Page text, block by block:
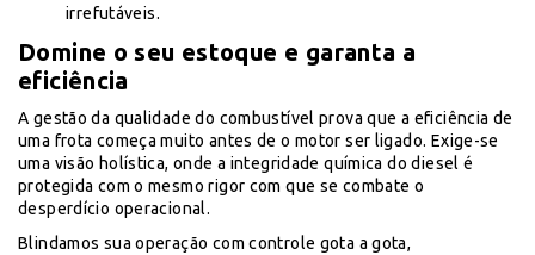
irrefutáveis.
Domine o seu estoque e garanta a
eficiência
A gestão da qualidade do combustível prova que a eficiência de
uma frota começa muito antes de o motor ser ligado. Exige-se
uma visão holística, onde a integridade química do diesel é
protegida com o mesmo rigor com que se combate o
desperdício operacional.
Blindamos sua operação com controle gota a gota,